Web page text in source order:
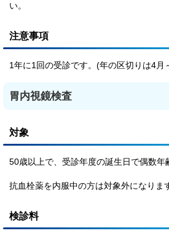
い。
注意事項
1年に1回の受診です。(年の区切りは4
胃内視鏡検査
対象
50歳以上で、受診年度の誕生日で偶数年
抗血栓薬を内服中の方は対象外になりま
検診料